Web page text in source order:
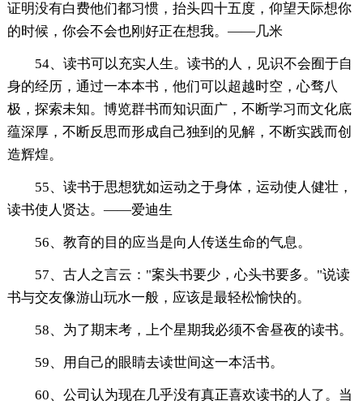
证明没有白费他们都习惯，抬头四十五度，仰望天际想你
的时候，你会不会也刚好正在想我。——几米
54、读书可以充实人生。读书的人，见识不会囿于自
身的经历，通过一本本书，他们可以超越时空，心骛八
极，探索未知。博览群书而知识面广，不断学习而文化底
蕴深厚，不断反思而形成自己独到的见解，不断实践而创
造辉煌。
55、读书于思想犹如运动之于身体，运动使人健壮，
读书使人贤达。——爱迪生
56、教育的目的应当是向人传送生命的气息。
57、古人之言云："案头书要少，心头书要多。"说读
书与交友像游山玩水一般，应该是最轻松愉快的。
58、为了期末考，上个星期我必须不舍昼夜的读书。
59、用自己的眼睛去读世间这一本活书。
60、公司认为现在几乎没有真正喜欢读书的人了。当